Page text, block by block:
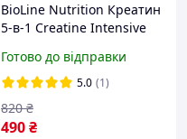
BioLine Nutrition Креатин
5-в-1 Creatine Intensive
Мультикомпонентний
комплекс із
транспортною системою
для
Готово до відправки
5.0 (1)
490₴
820 ₴